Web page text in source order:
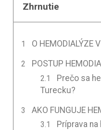
Zhrnutie
O HEMODIALÝZE
POSTUP
Prečo sa
Turecku?
AKO FUNGUJE
Príprava